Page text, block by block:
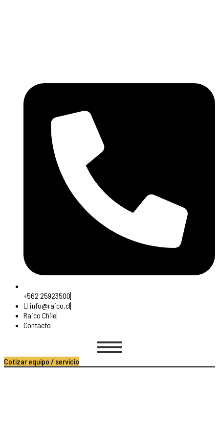
+562 25923500
info@raico.cl
Raico Chile
Contacto
Cotizar equipo / servicio